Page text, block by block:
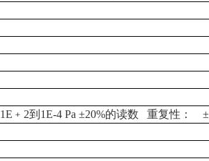
1E ﹢ 2到 1E-4 Pa±20%的读数 重复性： ±